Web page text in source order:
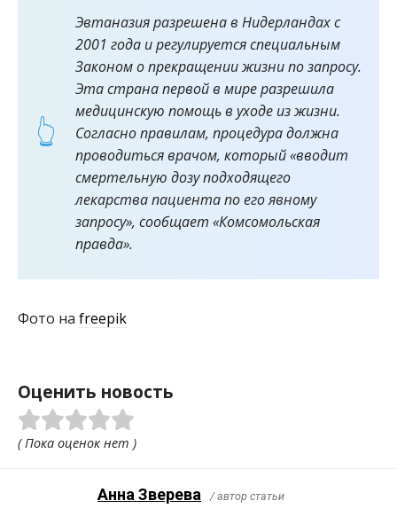
Эвтаназия разрешена в Нидерландах с
2001 года и регулируется специальным
Законом о прекращении жизни по запросу.
Эта страна первой в мире разрешила
медицинскую помощь в уходе из жизни.
Согласно правилам, процедура должна
проводиться врачом, который «вводит
смертельную дозу подходящего
лекарства пациента по его явному
запросу», сообщает «Комсомольская
правда».
Фото на freepik
Оценить новость
( Пока оценок нет )
Анна Зверева / автор статьи